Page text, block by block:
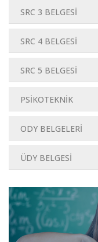
SRC 3 BELGESİ
SRC 4 BELGESİ
SRC 5 BELGESİ
PSİKOTEKNİK
ODY BELGELERİ
ÜDY BELGESİ